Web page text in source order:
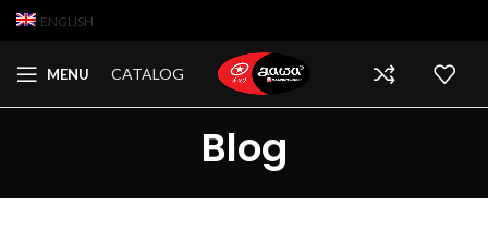
ENGLISH
MENU CATALOG
Blog